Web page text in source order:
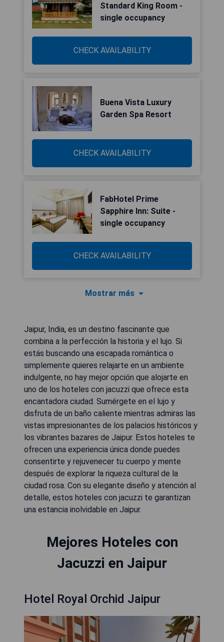
Standard King Room -
single occupancy
CHECK AVAILABILITY
Buena Vista Luxury
Garden Spa Resort
CHECK AVAILABILITY
FabHotel Prime
Sapphire Inn: Suite -
single occupancy
CHECK AVAILABILITY
Mostrar más
Jaipur, India, es un destino fascinante que
combina a la perfección la historia y el lujo. Si
estás buscando una escapada romántica o
simplemente quieres relajarte en un ambiente
indulgente, no hay mejor opción que alojarte en
uno de los hoteles con jacuzzi que ofrece esta
encantadora ciudad. Sumérgete en el lujo y
disfruta de un baño caliente mientras admiras las
vistas impresionantes de los palacios históricos y
los vibrantes bazares de Jaipur. Estos hoteles te
ofrecen una experiencia única donde puedes
consentirte y rejuvenecer tu cuerpo y mente
después de explorar la riqueza cultural de la
ciudad rosa. Con su elegante diseño y atención al
detalle, estos hoteles con jacuzzi te garantizan
una estancia inolvidable en Jaipur.
Mejores Hoteles con
Jacuzzi en Jaipur
Hotel Royal Orchid Jaipur